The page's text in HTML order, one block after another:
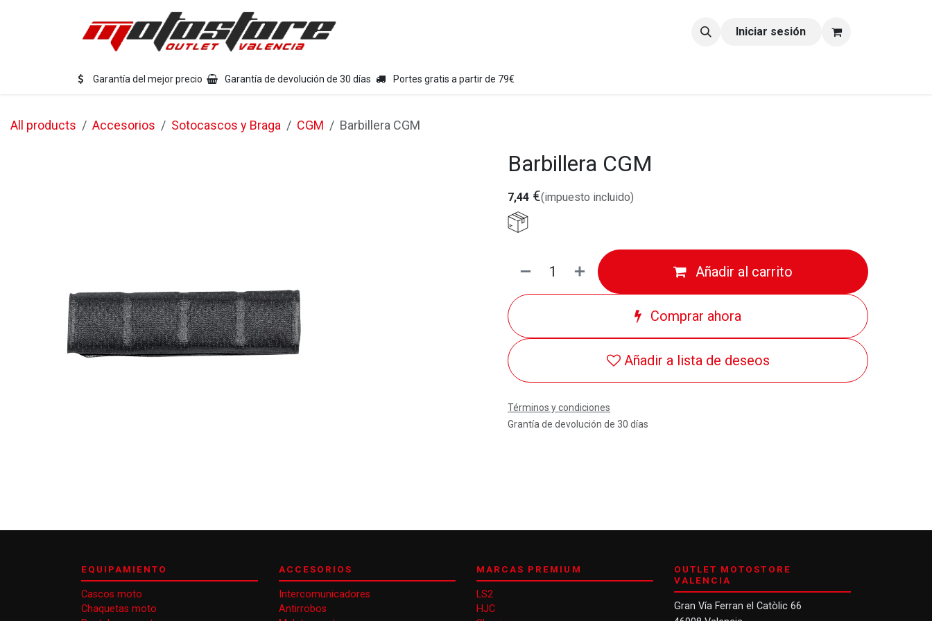
Equipamiento moto Iniciar sesión
Garantía del mejor precio Garantía de devolución de 30 días Portes gratis a partir de 79€
All products Accesorios Sotocascos y Braga CGM Barbillera CGM
Barbillera CGM
7,44 €(impuesto incluido)
Añadir al carrito
Comprar ahora
Añadir a lista de deseos
Términos y condiciones
Grantía de devolución de 30 días
EQUIPAMIENTO
Cascos moto
Chaquetas moto
ACCESORIOS
Intercomunicadores
Antirrobos
MARCAS PREMIUM
LS2
HJC
OUTLET MOTOSTORE
VALENCIA
Gran Vía Ferran el Catòlic 66